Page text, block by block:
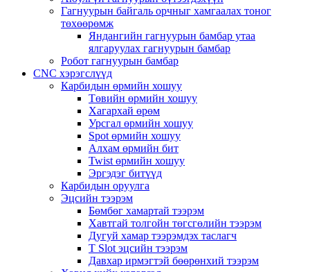
Гагнуурын байгаль орчныг хамгаалах тоног
төхөөрөмж
Яндангийн гагнуурын бамбар утаа
ялгаруулах гагнуурын бамбар
Робот гагнуурын бамбар
CNC хэрэгслүүд
Карбидын өрмийн хошуу
Төвийн өрмийн хошуу
Хагархай өрөм
Урсгал өрмийн хошуу
Spot өрмийн хошуу
Алхам өрмийн бит
Twist өрмийн хошуу
Эргэдэг битүүд
Карбидын оруулга
Эцсийн тээрэм
Бөмбөг хамартай тээрэм
Хавтгай толгойн төгсгөлийн тээрэм
Дугуй хамар тээрэмдэх таслагч
T Slot эцсийн тээрэм
Давхар ирмэгтэй бөөрөнхий тээрэм